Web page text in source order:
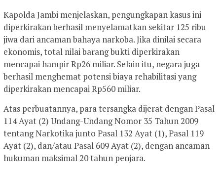
Kapolda Jambi menjelaskan, pengungkapan kasus ini
diperkirakan berhasil menyelamatkan sekitar 125 ribu
jiwa dari ancaman bahaya narkoba. Jika dinilai secara
ekonomis, total nilai barang bukti diperkirakan
mencapai hampir Rp26 miliar. Selain itu, negara juga
berhasil menghemat potensi biaya rehabilitasi yang
diperkirakan mencapai Rp560 miliar.
Atas perbuatannya, para tersangka dijerat dengan Pasal
114 Ayat (2) Undang-Undang Nomor 35 Tahun 2009
tentang Narkotika junto Pasal 132 Ayat (1), Pasal 119
Ayat (2), dan/atau Pasal 609 Ayat (2), dengan ancaman
hukuman maksimal 20 tahun penjara.